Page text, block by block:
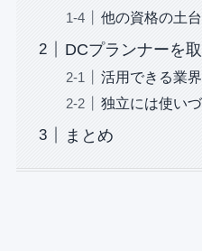
他の資格の土
DCプランナーを
活用できる業
独立には使い
まとめ